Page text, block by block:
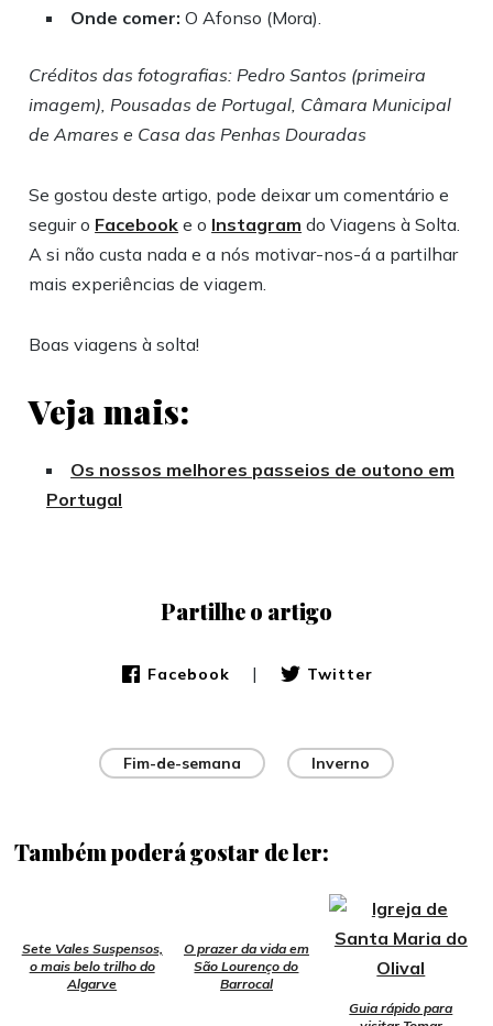
Onde comer:O Afonso (Mora).
Créditos das fotografias: Pedro Santos (primeira
imagem), Pousadas de Portugal, Câmara Municipal
de Amares e Casa das Penhas Douradas
Se gostou deste artigo, pode deixar um comentário e
seguir o Facebook e o Instagram do Viagens à Solta.
A si não custa nada e a nós motivar-nos-á a partilhar
mais experiências de viagem.
Boas viagens à solta!
Veja mais:
Os nossos melhores passeios de outono em
Portugal
Partilhe o artigo
Facebook | Twitter
Fim-de-semana Inverno
Também poderá gostar de ler:
Sete Vales Suspensos,
o mais belo trilho do
Algarve
O prazer da vida em
São Lourenço do
Barrocal
Guia rápido para